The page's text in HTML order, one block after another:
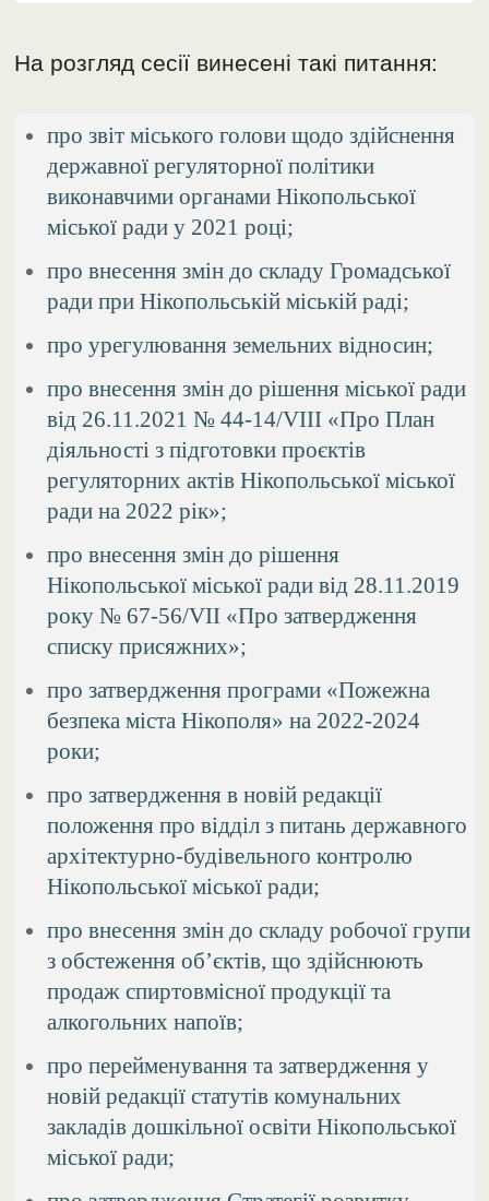
На розгляд сесії винесені такі питання:
про звіт міського голови щодо здійснення
державної регуляторної політики
виконавчими органами Нікопольської
міської ради у 2021 році;
про внесення змін до складу Громадської
ради при Нікопольській міській раді;
про урегулювання земельних відносин;
про внесення змін до рішення міської ради
від 26.11.2021 № 44-14/VIІI «Про План
діяльності з підготовки проєктів
регуляторних актів Нікопольської міської
ради на 2022 рік»;
про внесення змін до рішення
Нікопольської міської ради від 28.11.2019
року № 67-56/VІІ «Про затвердження
списку присяжних»;
про затвердження програми «Пожежна
безпека міста Нікополя» на 2022-2024
роки;
про затвердження в новій редакції
положення про відділ з питань державного
архітектурно-будівельного контролю
Нікопольської міської ради;
про внесення змін до складу робочої групи
з обстеження об’єктів, що здійснюють
продаж спиртовмісної продукції та
алкогольних напоїв;
про перейменування та затвердження у
новій редакції статутів комунальних
закладів дошкільної освіти Нікопольської
міської ради;